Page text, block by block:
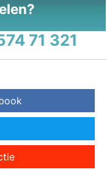
71 321